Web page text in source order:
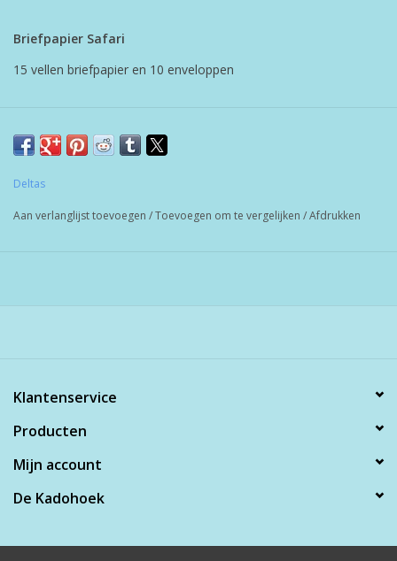
Briefpapier Safari
15 vellen briefpapier en 10 enveloppen
Deltas
Aan verlanglijst toevoegen /Toevoegen om te vergelijken /Afdrukken
Klantenservice
Producten
Mijn account
De Kadohoek